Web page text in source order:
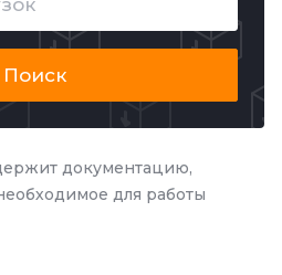
Поиск
документацию,
для работы